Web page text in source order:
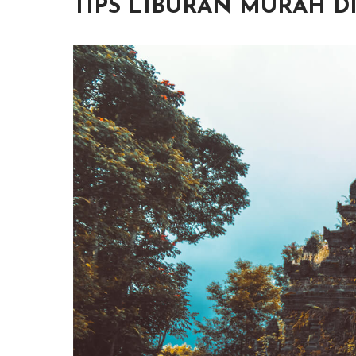
TIPS LIBURAN MURAH